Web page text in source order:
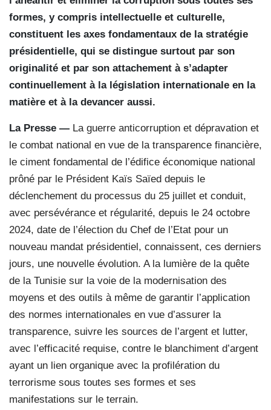
formes, y compris intellectuelle et culturelle,
constituent les axes fondamentaux de la stratégie
présidentielle, qui se distingue surtout par son
originalité et par son attachement à s’adapter
continuellement à la législation internationale en la
matière et à la devancer aussi.
La Presse — La guerre anticorruption et dépravation et
le combat national en vue de la transparence financière,
le ciment fondamental de l’édifice économique national
prôné par le Président Kaïs Saïed depuis le
déclenchement du processus du 25 juillet et conduit,
avec persévérance et régularité, depuis le 24 octobre
2024, date de l’élection du Chef de l’Etat pour un
nouveau mandat présidentiel, connaissent, ces derniers
jours, une nouvelle évolution. A la lumière de la quête
de la Tunisie sur la voie de la modernisation des
moyens et des outils à même de garantir l’application
des normes internationales en vue d’assurer la
transparence, suivre les sources de l’argent et lutter,
avec l’efficacité requise, contre le blanchiment d’argent
ayant un lien organique avec la profilération du
terrorisme sous toutes ses formes et ses
manifestations sur le terrain.